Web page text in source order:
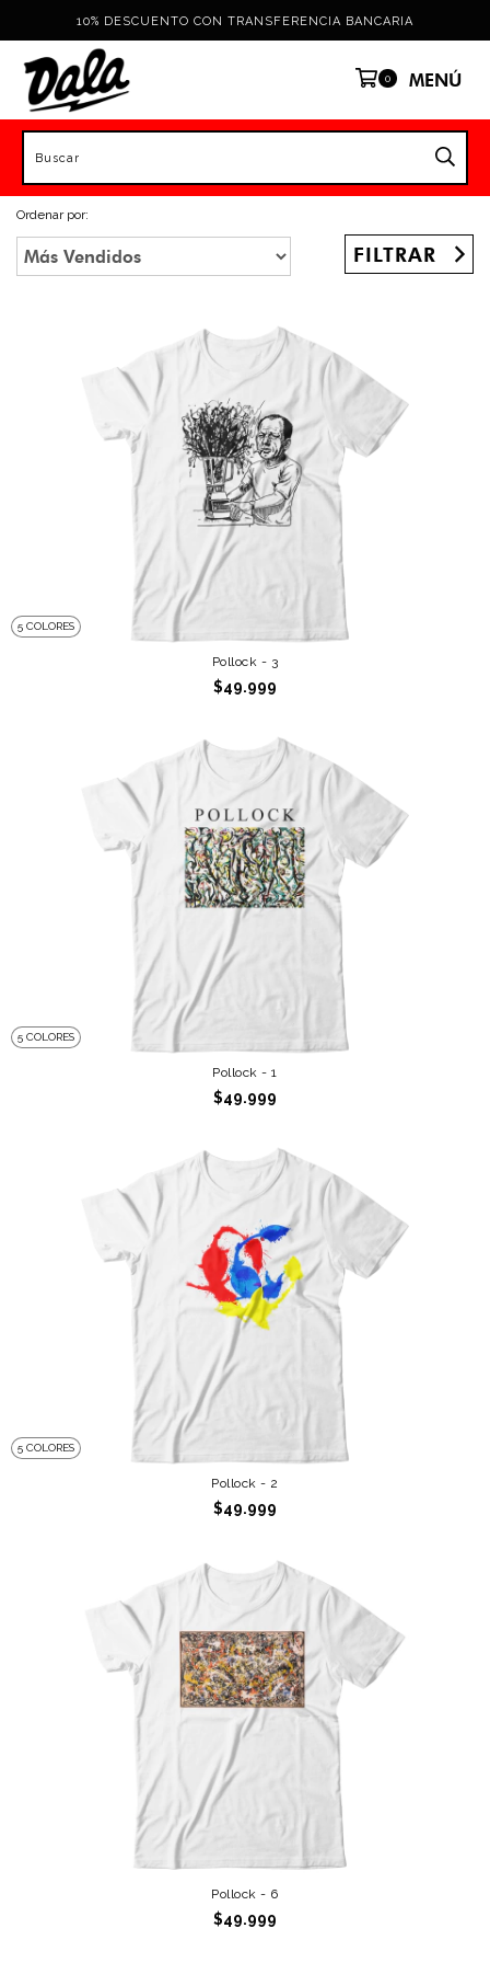
10% DESCUENTO CON TRANSFERENCIA BANCARIA
0 MENÚ
Ordenar por:
FILTRAR
5 COLORES
Pollock - 3
$49.999
5 COLORES
Pollock - 1
$49.999
5 COLORES
Pollock - 2
$49.999
Pollock - 6
$49.999